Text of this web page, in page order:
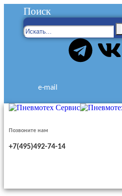
Поиск
e-mail
Позвоните нам
+7(495)492-74-14